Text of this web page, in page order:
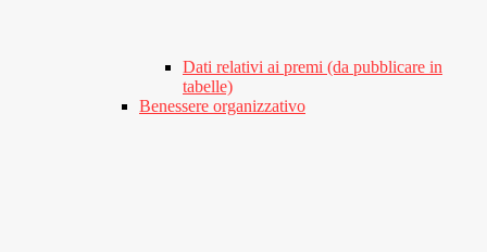
Dati relativi ai premi (da pubblicare in
tabelle)
Benessere organizzativo